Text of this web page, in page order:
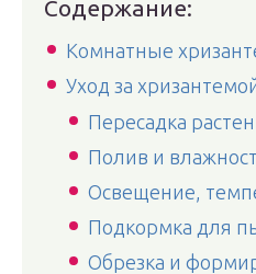
Содержание:
Комнатные
Уход за
Пересадка
Полив и
Освещение,
Подкормка для
Обрезка и